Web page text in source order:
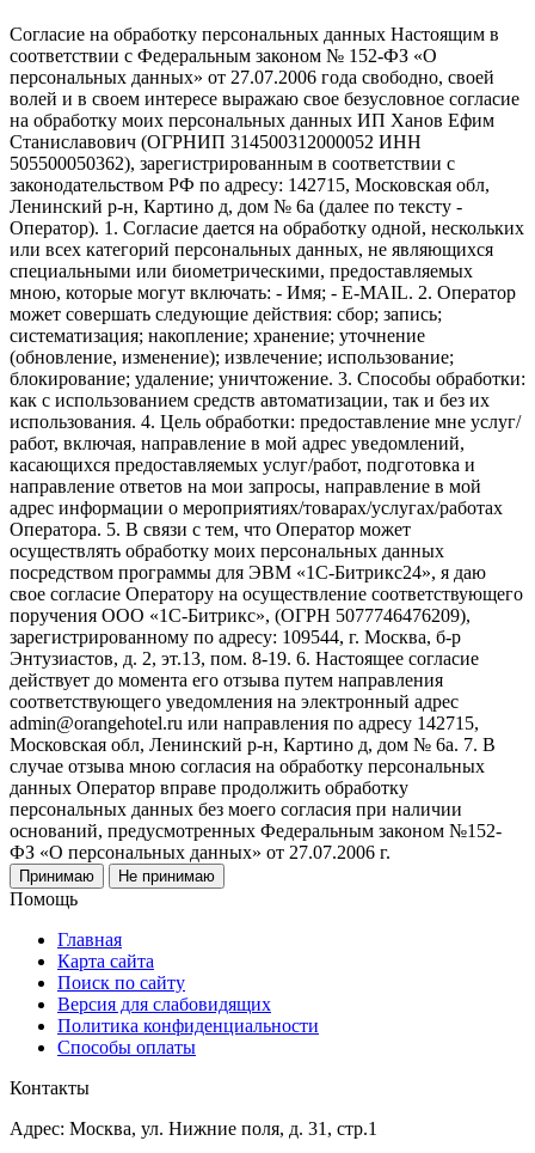
Согласие на обработку персональных данных Настоящим в
соответствии с Федеральным законом № 152-ФЗ «О
персональных данных» от 27.07.2006 года свободно, своей
волей и в своем интересе выражаю свое безусловное согласие
на обработку моих персональных данных ИП Ханов Ефим
Станиславович (ОГРНИП 314500312000052 ИНН
505500050362), зарегистрированным в соответствии с
законодательством РФ по адресу: 142715, Московская обл,
Ленинский р-н, Картино д, дом № 6а (далее по тексту -
Оператор). 1. Согласие дается на обработку одной, нескольких
или всех категорий персональных данных, не являющихся
специальными или биометрическими, предоставляемых
мною, которые могут включать: - Имя; - E-MAIL. 2. Оператор
может совершать следующие действия: сбор; запись;
систематизация; накопление; хранение; уточнение
(обновление, изменение); извлечение; использование;
блокирование; удаление; уничтожение. 3. Способы обработки:
как с использованием средств автоматизации, так и без их
использования. 4. Цель обработки: предоставление мне услуг/
работ, включая, направление в мой адрес уведомлений,
касающихся предоставляемых услуг/работ, подготовка и
направление ответов на мои запросы, направление в мой
адрес информации о мероприятиях/товарах/услугах/работах
Оператора. 5. В связи с тем, что Оператор может
осуществлять обработку моих персональных данных
посредством программы для ЭВМ «1С-Битрикс24», я даю
свое согласие Оператору на осуществление соответствующего
поручения ООО «1С-Битрикс», (ОГРН 5077746476209),
зарегистрированному по адресу: 109544, г. Москва, б-р
Энтузиастов, д. 2, эт.13, пом. 8-19. 6. Настоящее согласие
действует до момента его отзыва путем направления
соответствующего уведомления на электронный адрес
admin@orangehotel.ru или направления по адресу 142715,
Московская обл, Ленинский р-н, Картино д, дом № 6а. 7. В
случае отзыва мною согласия на обработку персональных
данных Оператор вправе продолжить обработку
персональных данных без моего согласия при наличии
оснований, предусмотренных Федеральным законом №152-
ФЗ «О персональных данных» от 27.07.2006 г.
Принимаю Не принимаю
Помощь
Главная
Карта сайта
Поиск по сайту
Версия для слабовидящих
Политика конфиденциальности
Способы оплаты
Контакты
Адрес: Москва, ул. Нижние поля, д. 31, стр.1